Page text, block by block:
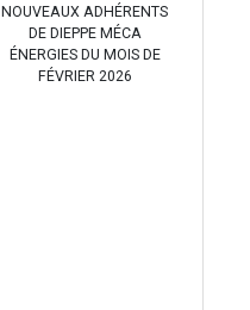
NOUVEAUX ADHÉRENTS
DE DIEPPE MÉCA
ÉNERGIES DU MOIS DE
FÉVRIER 2026